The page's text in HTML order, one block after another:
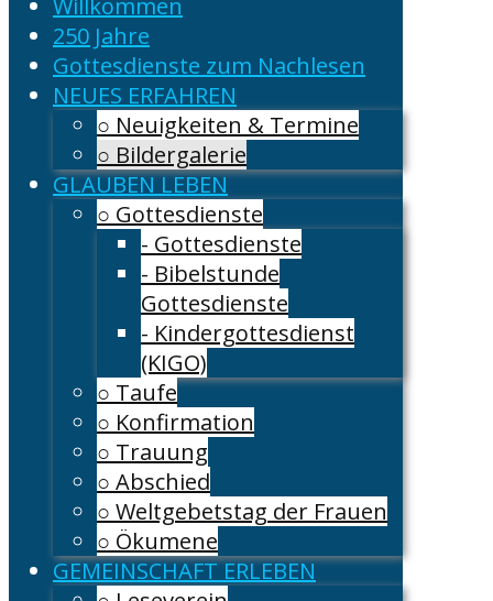
Willkommen
250 Jahre
Gottesdienste zum Nachlesen
NEUES ERFAHREN
○ Neuigkeiten & Termine
○ Bildergalerie
GLAUBEN LEBEN
○ Gottesdienste
- Gottesdienste
- Bibelstunde
Gottesdienste
- Kindergottesdienst
(KIGO)
○ Taufe
○ Konfirmation
○ Trauung
○ Abschied
○ Weltgebetstag der Frauen
○ Ökumene
GEMEINSCHAFT ERLEBEN